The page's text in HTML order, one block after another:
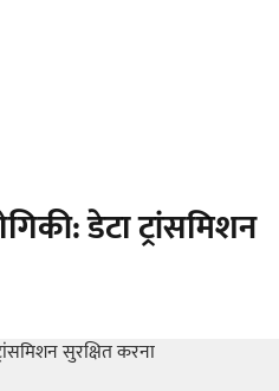
डेटा ट्रांसमिशन